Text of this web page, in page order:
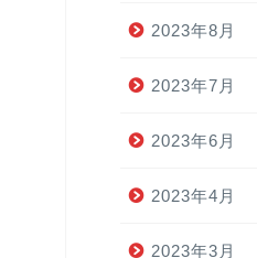
2023年8月
2023年7月
2023年6月
2023年4月
2023年3月